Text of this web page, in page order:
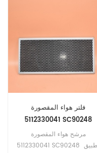
فلتر هواء المقصورة
5112330041 SC90248
مرشح هواء المقصورة
5112330041 SC90248 تطبيق